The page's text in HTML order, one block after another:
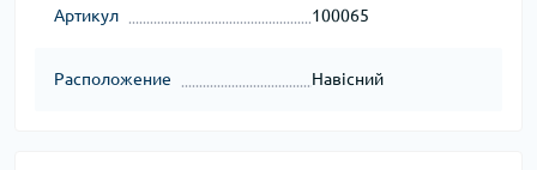
Артикул 100065
Расположение Навісний